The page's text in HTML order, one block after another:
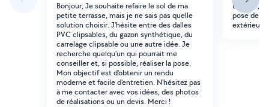
Bonjour, Je souhaite refaire le sol de ma
petite terrasse, mais je ne sais pas quelle
solution choisir. J'hésite entre des dalles
PVC clipsables, du gazon synthétique, du
carrelage clipsable ou une autre idée. Je
recherche quelqu'un qui pourrait me
conseiller et, si possible, réaliser la pose.
Mon objectif est d'obtenir un rendu
moderne et facile d'entretien. N'hésitez pas
à me contacter avec vos idées, des photos
de réalisations ou un devis. Merci !
Bonjour,
pose de
extérieur